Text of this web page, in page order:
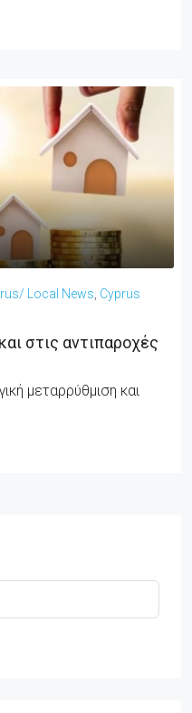
Local News, Cyprus
στις αντιπαροχές
μεταρρύθμιση και